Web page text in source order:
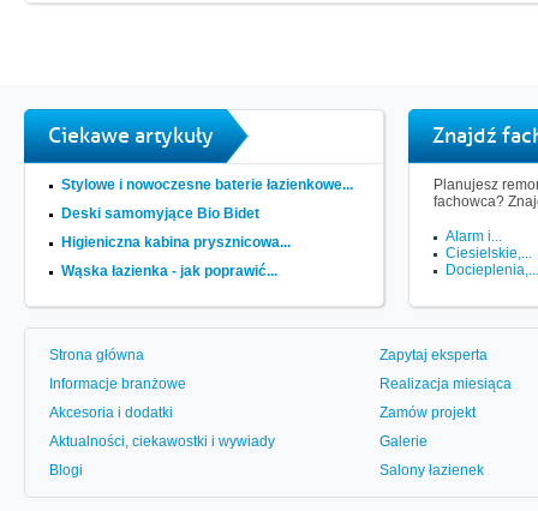
Ciekawe artykuły
Stylowe i nowoczesne baterie łazienkowe...
Deski samomyjące Bio Bidet
Higieniczna kabina prysznicowa...
Wąska łazienka - jak poprawić...
Znajdź
Planujesz
fachowca?
Alarm i...
Ciesielskie,...
Docieplenia,...
Strona główna
Informacje branżowe
Akcesoria i dodatki
Aktualności, ciekawostki i wywiady
Blogi
Zapytaj eksperta
Realizacja miesiąca
Zamów projekt
Galerie
Salony łazienek